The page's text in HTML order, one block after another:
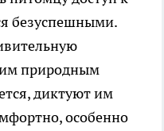
безуспешными.
природным
диктуют им
особенно